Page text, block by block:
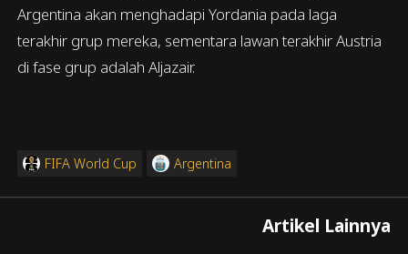
Argentina akan menghadapi Yordania pada laga
terakhir grup mereka, sementara lawan terakhir Austria
di fase grup adalah Aljazair.
FIFA World Cup Argentina
Artikel Lainnya